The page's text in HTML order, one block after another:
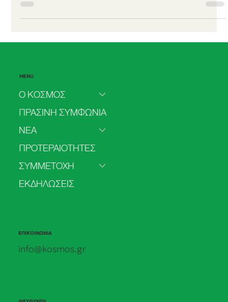
εκπομπές άνθρακα από...
MENU
Ο ΚΟΣΜΟΣ
ΠΡΑΣΙΝΗ ΣΥΜΦΩΝΙΑ
ΝΕΑ
ΠΡΟΤΕΡΑΙΟΤΗΤΕΣ
ΣΥΜΜΕΤΟΧΗ
ΕΠΙΚΟΙΝΩΝΙΑ